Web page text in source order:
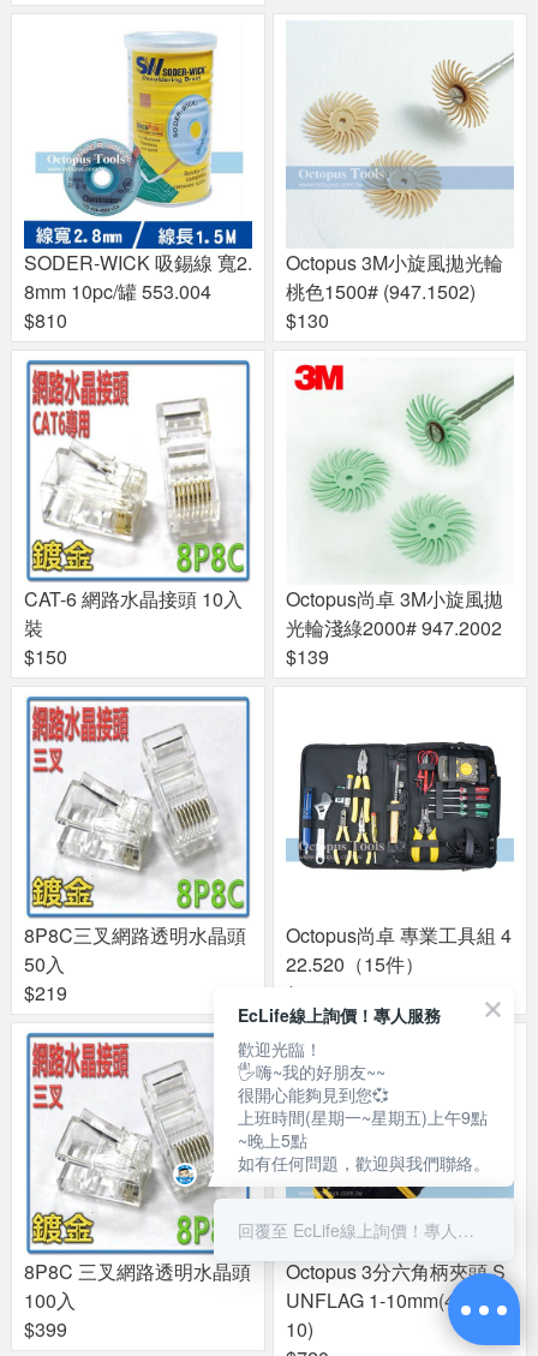
SODER-WICK 吸錫線 寬2.
8mm 10pc/罐 553.004
$810
Octopus 3M小旋風拋光輪
桃色1500# (947.1502)
$130
CAT-6 網路水晶接頭 10入
裝
$150
Octopus尚卓 3M小旋風拋
光輪淺綠2000# 947.2002
$139
8P8C三叉網路透明水晶頭
50入
$219
Octopus尚卓 專業工具組 4
22.520（15件）
$2240
8P8C 三叉網路透明水晶頭
100入
$399
Octopus 3分六角柄夾頭 S
UNFLAG 1-10mm(468.CR
10)
EcLife線上詢價！專人服務
歡迎光臨！
🖐嗨~我的好朋友~~
很開心能夠見到您💞
上班時間(星期一~星期五)上午9點
~晚上5點
如有任何問題，歡迎與我們聯絡。
回覆至 EcLife線上詢價！專人服務